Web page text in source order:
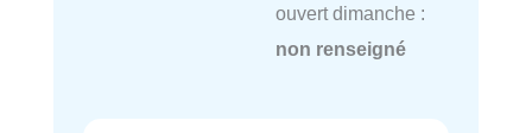
ouvert dimanche :
non renseigné